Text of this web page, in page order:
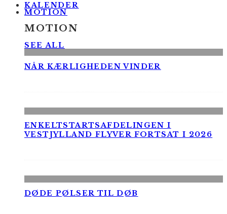
KALENDER
MOTION
MOTION
SEE ALL
NÅR KÆRLIGHEDEN VINDER
ENKELTSTARTSAFDELINGEN I
VESTJYLLAND FLYVER FORTSAT I 2026
DØDE PØLSER TIL DØB